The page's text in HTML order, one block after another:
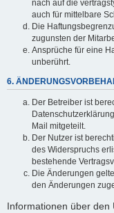
nach auf die
auch für mittelbare
Die
zugunsten der
Ansprüche für eine
unberührt.
6.
Der Betreiber ist
Mail mitgeteilt.
Der Nutzer ist
des Widerspruchs
bestehende
Die Änderungen
den Änderungen
Informationen über den